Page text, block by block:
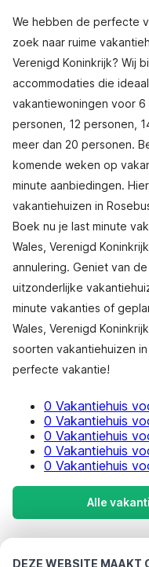
DEZE WEBSITE MAAKT
We hebben de perfecte
zoek naar ruime
Verenigd Koninkrijk? Wij
accommodaties die
vakantiewoningen voor
personen, 12 personen,
meer dan 20 personen.
komende weken op
minute aanbiedingen.
vakantiehuizen in
Boek nu je last minute
Wales, Verenigd
annulering. Geniet van
uitzonderlijke
minute vakanties of
Wales, Verenigd
soorten vakantiehuizen
perfecte vakantie!
0 Vakantiehuis
0 Vakantiehuis
0 Vakantiehuis
0 Vakantiehuis
0 Vakantiehuis
Alle
Meest populaire